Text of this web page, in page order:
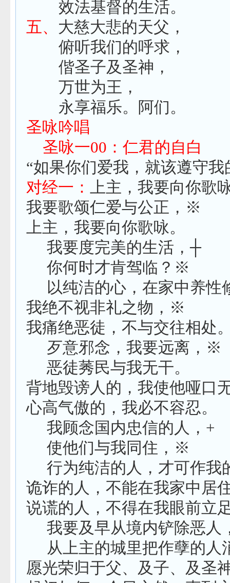
效法基督的生活。
五、 大慈大悲的天父，
俯听我们的呼求，
偕圣子及圣神，
万世为王，
永享福乐。阿们。
圣咏吟唱
圣咏一00 ：仁君的自白
“如果你们爱我，就该遵守我
对经一： 上主，我要向你歌
我要歌颂仁爱与公正，※
上主，我要向你歌咏。
我要度完美的生活，┼
你何时才肯驾临？※
以纯洁的心，在家中养性
我绝不视非礼之物，※
我痛绝恶徒，不与交往相处
歹意邪念，我要远离，※
恶徒莠民与我无干。
背地毁谤人的，我使他哑口
心高气傲的，我必不容忍。
我顾念国内忠信的人， +
使他们与我同住，※
行为纯洁的人，才可作我
诡诈的人，不能在我家中居
说谎的人，不得在我眼前立
我要及早从境内铲除恶
从上主的城里把作孽的人
愿光荣归于父、及子、及圣